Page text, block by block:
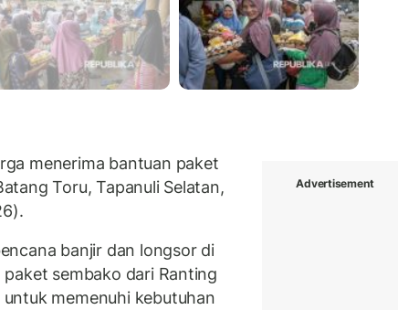
menerima bantuan paket
Toru, Tapanuli Selatan,
banjir dan longsor di
sembako dari Ranting
memenuhi kebutuhan
Advertisement